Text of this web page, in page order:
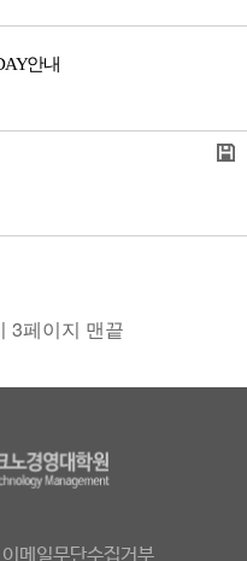
안내
3페이지 맨끝
이메일무단수집거부